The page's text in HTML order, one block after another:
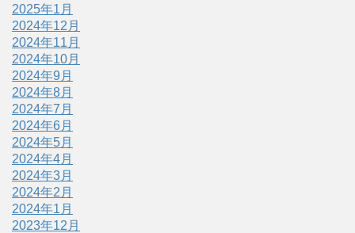
2025年1月
2024年12月
2024年11月
2024年10月
2024年9月
2024年8月
2024年7月
2024年6月
2024年5月
2024年4月
2024年3月
2024年2月
2024年1月
2023年12月